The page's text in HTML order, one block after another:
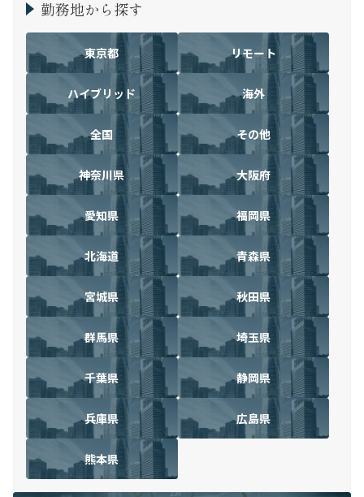
勤務地から探す
東京都 リモート
ハイブリッド 海外
全国 その他
神奈川県 大阪府
愛知県 福岡県
北海道 青森県
宮城県 秋田県
群馬県 埼玉県
千葉県 静岡県
兵庫県 広島県
熊本県